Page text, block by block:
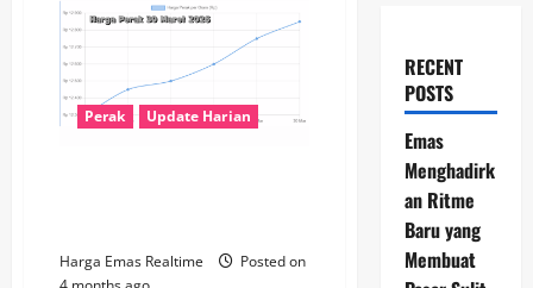
Perak Update Harian
Harga Emas Realtime
Posted on
RECENT
POSTS
Emas
Menghadirk
an Ritme
Baru yang
Membuat